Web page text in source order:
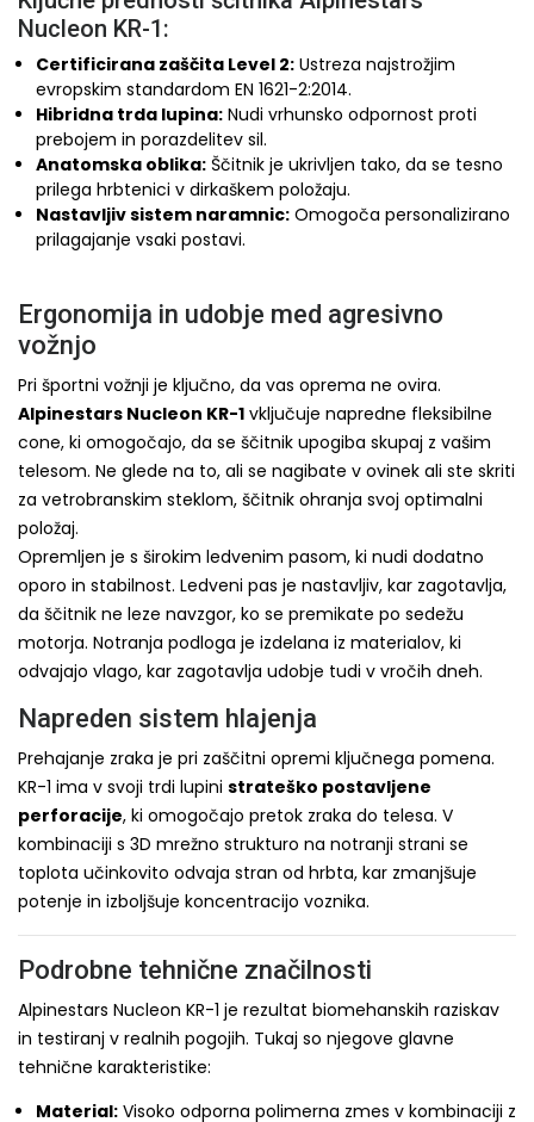
Nucleon KR-1:
Certificirana zaščita Level 2: Ustreza najstrožjim
evropskim standardom EN 1621-2:2014.
Hibridna trda lupina: Nudi vrhunsko odpornost proti
prebojem in porazdelitev sil.
Anatomska oblika: Ščitnik je ukrivljen tako, da se tesno
prilega hrbtenici v dirkaškem položaju.
Nastavljiv sistem naramnic: Omogoča personalizirano
prilagajanje vsaki postavi.
Ergonomija in udobje med agresivno
vožnjo
Pri športni vožnji je ključno, da vas oprema ne ovira.
Alpinestars Nucleon KR-1 vključuje napredne fleksibilne
cone, ki omogočajo, da se ščitnik upogiba skupaj z vašim
telesom. Ne glede na to, ali se nagibate v ovinek ali ste skriti
za vetrobranskim steklom, ščitnik ohranja svoj optimalni
položaj.
Opremljen je s širokim ledvenim pasom, ki nudi dodatno
oporo in stabilnost. Ledveni pas je nastavljiv, kar zagotavlja,
da ščitnik ne leze navzgor, ko se premikate po sedežu
motorja. Notranja podloga je izdelana iz materialov, ki
odvajajo vlago, kar zagotavlja udobje tudi v vročih dneh.
Napreden sistem hlajenja
Prehajanje zraka je pri zaščitni opremi ključnega pomena.
KR-1 ima v svoji trdi lupini strateško postavljene
perforacije, ki omogočajo pretok zraka do telesa. V
kombinaciji s 3D mrežno strukturo na notranji strani se
toplota učinkovito odvaja stran od hrbta, kar zmanjšuje
potenje in izboljšuje koncentracijo voznika.
Podrobne tehnične značilnosti
Alpinestars Nucleon KR-1 je rezultat biomehanskih raziskav
in testiranj v realnih pogojih. Tukaj so njegove glavne
tehnične karakteristike:
Material: Visoko odporna polimerna zmes v kombinaciji z